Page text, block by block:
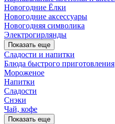
Новогодние Ёлки
Новогодние аксессуары
Новогодняя символика
Электрогирлянды
Показать еще
Сладости и напитки
Блюда быстрого приготовления
Мороженое
Напитки
Сладости
Снэки
Чай, кофе
Показать еще